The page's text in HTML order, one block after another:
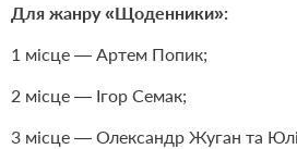
Для жанру «Щоденники»:
1 місце — Артем Попик;
2 місце — Ігор Семак;
3 місце — Олександр Жуган та